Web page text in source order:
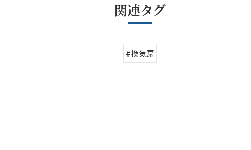
関連タグ
#換気扇